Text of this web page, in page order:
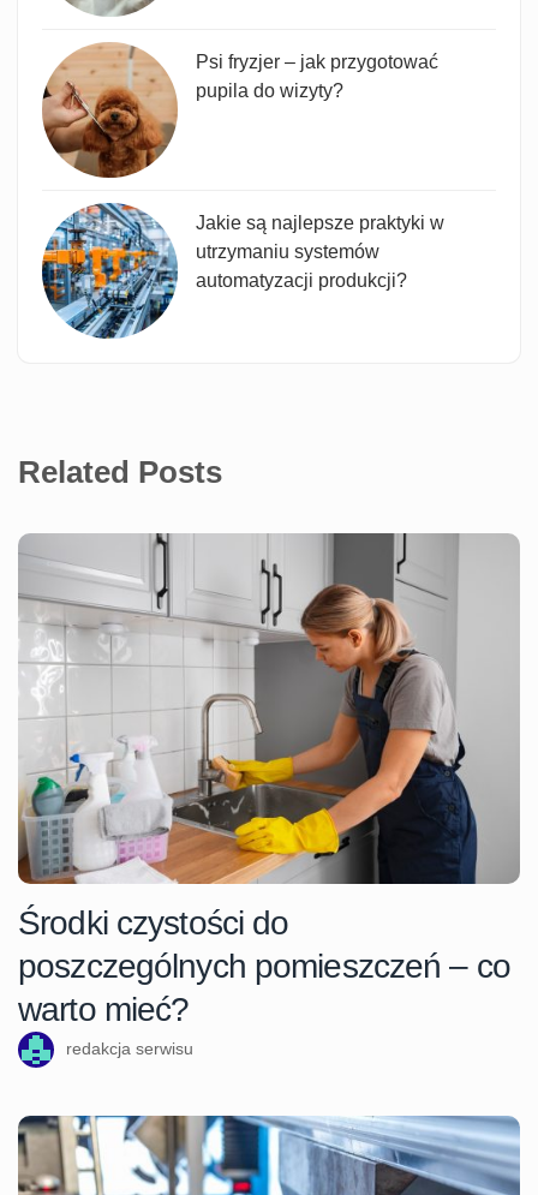
Psi fryzjer – jak przygotować
pupila do wizyty?
Jakie są najlepsze praktyki w
utrzymaniu systemów
automatyzacji produkcji?
Related Posts
Środki czystości do
poszczególnych pomieszczeń – co
warto mieć?
redakcja serwisu